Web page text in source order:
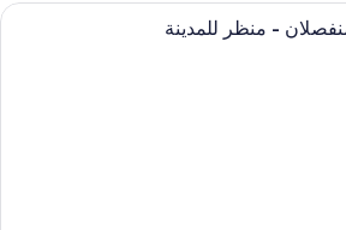
ميني بار وخزنة داخل الغرفة ومكتب
- منظر للمدينة